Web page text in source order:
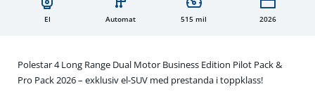
El Automat 515 mil 2026
Polestar 4 Long Range Dual Motor Business Edition Pilot Pack &
Pro Pack 2026 – exklusiv el-SUV med prestanda i toppklass!